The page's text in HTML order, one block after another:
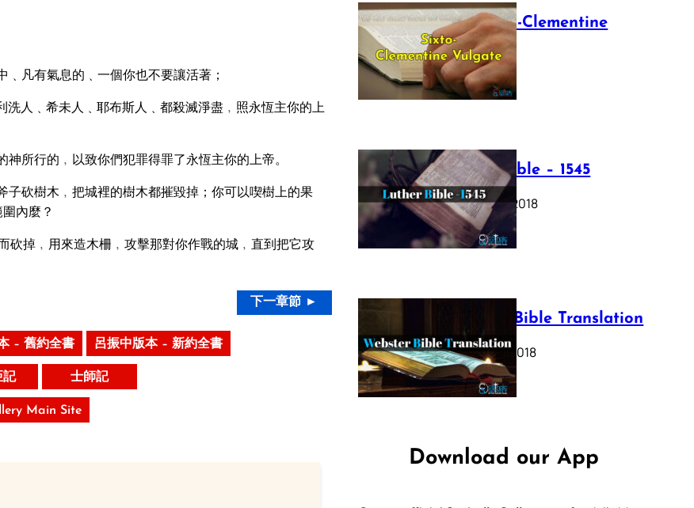
凡有氣息的﹑一個你也不要讓活著；
人﹑希未人﹑耶布斯人﹑都殺滅淨盡﹐照永恆主你的上
所行的﹐以致你們犯罪得罪了永恆主你的上帝。
子砍樹木﹐把城裡的樹木都摧毀掉；你可以喫樹上的果
內麼？
砍掉﹐用來造木柵﹐攻擊那對你作戰的城﹐直到把它攻
下一章節 ►
– 舊約全書 呂振中版本 – 新約全書
記 士師記
Main Site
The Sixto-Clementine
Vulgate
July 12, 2025
Luther Bible – 1545
October 17, 2018
Webster Bible Translation
October 11, 2018
Download our App